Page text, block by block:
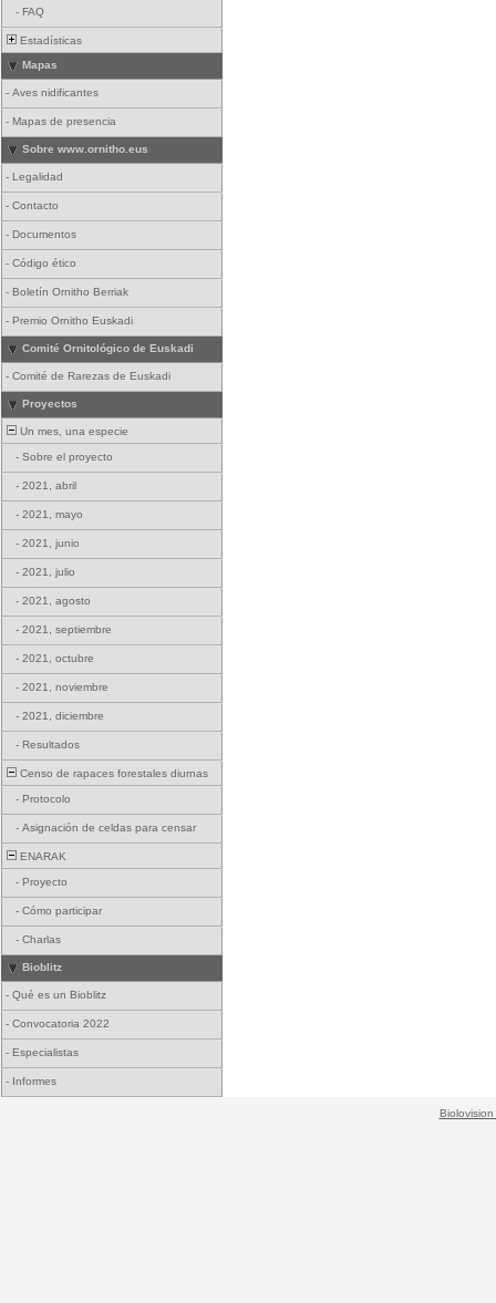
- FAQ
Estadísticas
Mapas
- Aves nidificantes
- Mapas de presencia
Sobre www.ornitho.eus
- Legalidad
- Contacto
- Documentos
- Código ético
- Boletín Ornitho Berriak
- Premio Ornitho Euskadi
Comité Ornitológico de Euskadi
- Comité de Rarezas de Euskadi
Proyectos
Un mes, una especie
- Sobre el proyecto
- 2021, abril
- 2021, mayo
- 2021, junio
- 2021, julio
- 2021, agosto
- 2021, septiembre
- 2021, octubre
- 2021, noviembre
- 2021, diciembre
- Resultados
Censo de rapaces forestales diurnas
- Protocolo
- Asignación de celdas para censar
ENARAK
- Proyecto
- Cómo participar
- Charlas
Bioblitz
- Qué es un Bioblitz
- Convocatoria 2022
- Especialistas
- Informes
Biolovision